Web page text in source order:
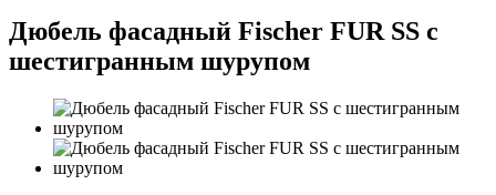
Дюбель фасадный Fischer FUR SS с
шестигранным шурупом